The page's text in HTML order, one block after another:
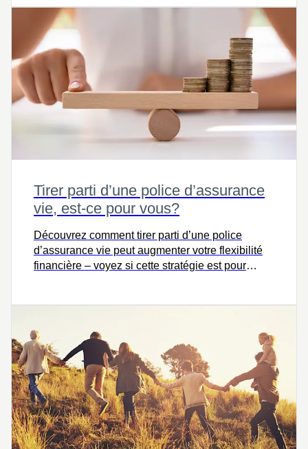
Tirer parti d’une police d’assurance
vie, est-ce pour vous?
Découvrez comment tirer parti d’une police
d’assurance vie peut augmenter votre flexibilité
financière – voyez si cette stratégie est pour